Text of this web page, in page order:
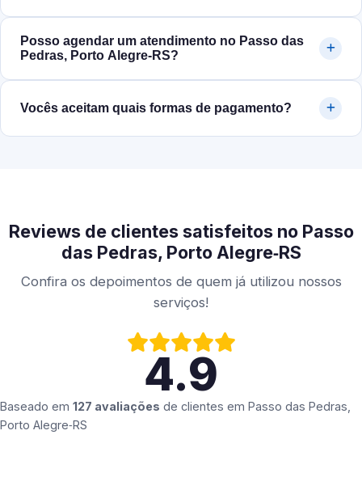
Posso agendar um atendimento no Passo das
Pedras, Porto Alegre‑RS?
Vocês aceitam quais formas de pagamento?
Reviews de clientes satisfeitos no Passo
das Pedras, Porto Alegre‑RS
Confira os depoimentos de quem já utilizou nossos
serviços!
4.9
Baseado em 127 avaliações de clientes em Passo das Pedras,
Porto Alegre‑RS